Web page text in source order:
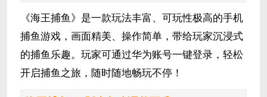
《海王捕鱼》是一款玩法丰富、可玩性极高的手机
捕鱼游戏，画面精美、操作简单，带给玩家沉浸式
的捕鱼乐趣。玩家可通过华为账号一键登录，轻松
开启捕鱼之旅，随时随地畅玩不停！